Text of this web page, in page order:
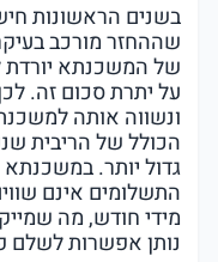
בשנים הראשונות
שההחזר מורכב
של המשכנתא יורדת
על יתרת סכום זה.
ונשווה אותה
הכולל של הריבית
גדול יותר.
התשלומים אינם
מידי חודש, מה
נותן אפשרות לשלם